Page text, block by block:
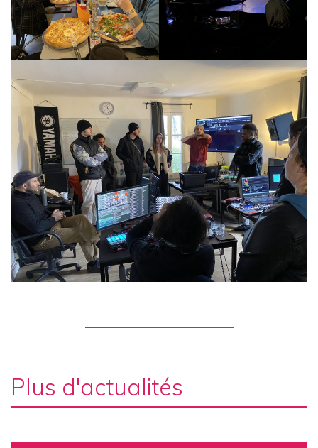
Plus d'actualités